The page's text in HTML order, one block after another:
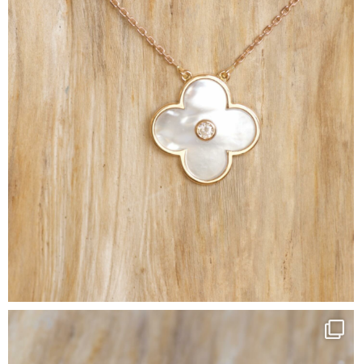
ACCUEIL
LES CRÉATIONS
LES PIERRES
L’ATELIER
QUOI DE NEUF?
CONTACT